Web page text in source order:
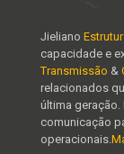
Jieliano
capacidade e
Transmissão &
relacionados
última
comunicação
operacionais.